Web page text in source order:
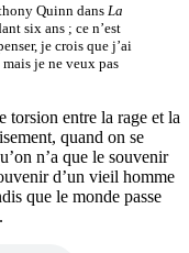
Quinn dans La
six ans ; ce n’est
je crois que j’ai
je ne veux pas
torsion entre la rage et la
quand on se
n’a que le souvenir
d’un vieil homme
que le monde passe